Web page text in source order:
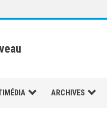
ARCHIVES